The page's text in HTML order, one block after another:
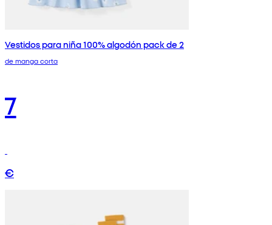
Vestidos para niña 100% algodón pack de 2
de manga corta
7
€